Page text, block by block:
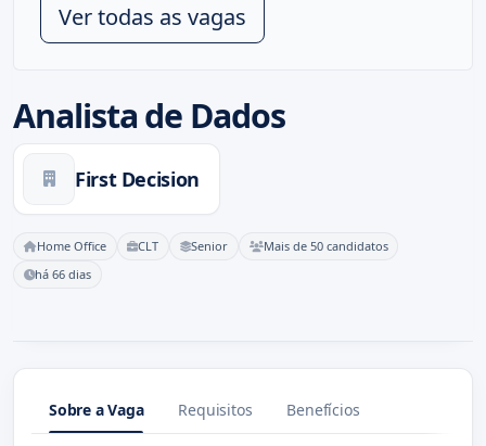
Analista de Dados
First Decision
Home Office CLT Senior
Mais de 50 candidatos
há 66 dias
Ver todas as vagas
Sobre a Vaga Requisitos Benefícios